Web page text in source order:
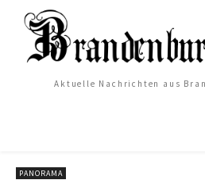
Aktuelle Nachrichten aus
PANORAMA